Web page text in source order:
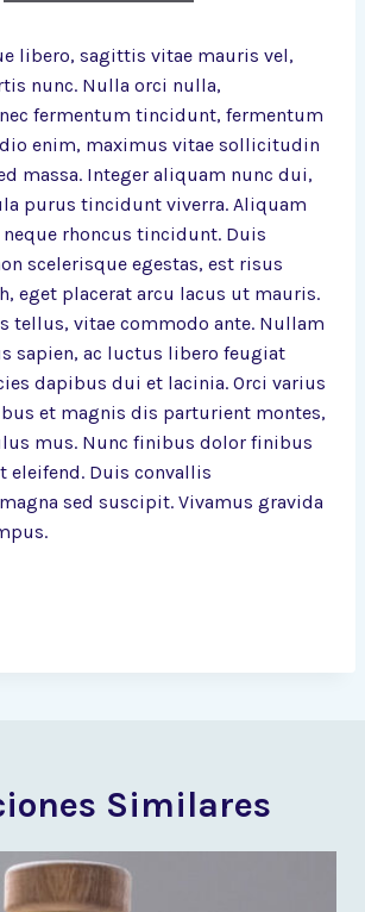
libero, sagittis vitae mauris vel,
nunc. Nulla orci nulla,
fermentum tincidunt, fermentum
enim, maximus vitae sollicitudin
massa. Integer aliquam nunc dui,
purus tincidunt viverra. Aliquam
rhoncus tincidunt. Duis
scelerisque egestas, est risus
eget placerat arcu lacus ut mauris.
tellus, vitae commodo ante. Nullam
sapien, ac luctus libero feugiat
dapibus dui et lacinia. Orci varius
et magnis dis parturient montes,
mus. Nunc finibus dolor finibus
Duis convallis
sed suscipit. Vivamus gravida
Similares